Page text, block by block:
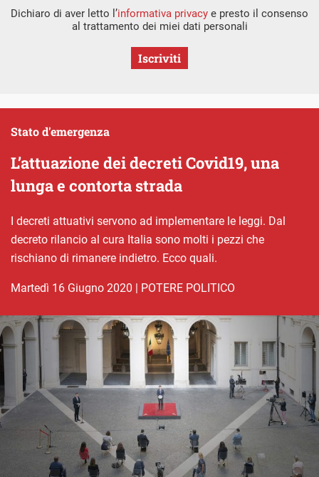
Dichiaro di aver letto l’informativa privacy e presto il consenso
al trattamento dei miei dati personali
Iscriviti
L’attuazione dei decreti Covid19, una
lunga e contorta strada
Stato d'emergenza
I decreti attuativi servono ad implementare le leggi. Dal
decreto rilancio al cura Italia sono molti i pezzi che
rischiano di rimanere indietro. Ecco quali.
martedì 16 Giugno 2020 | POTERE POLITICO